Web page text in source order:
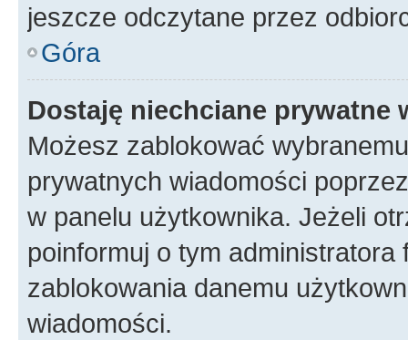
jeszcze odczytane przez
Góra
Dostaję niechciane prywatne
Możesz zablokować
prywatnych wiadomości
w panelu użytkownika. Jeżeli
poinformuj o tym
zablokowania danemu
wiadomości.